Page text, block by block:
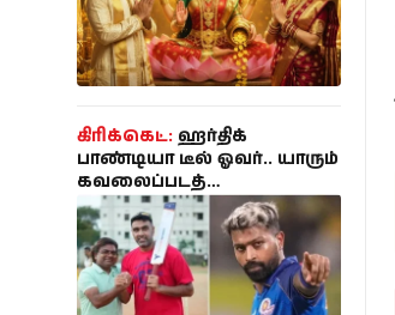
சினிமா
போட்டோ
கால்பந்து
ஆன்மீகம்
கிரிக்கெட்: ஹர்திக்
பாண்டியா டீல் ஓவர்.. யாரும்
கவலைப்படத்
தேவையில்லை..
உண்மையை சொன்ன
அஸ்வின் நண்பர்!